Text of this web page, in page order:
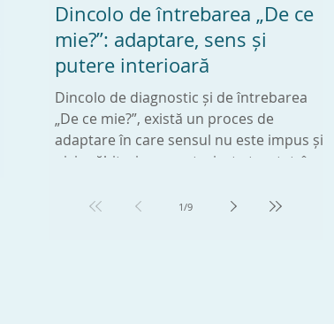
Ce este BLUROOM ?
Blu Room® îți aduce mintea într-o stare
de relaxare. Atunci când experimentezi
acea liniște și pace, mintea ta are o stare
de bine care se
Dincolo de întrebarea „De ce
mie?”: adaptare, sens și
putere interioară
Dincolo de diagnostic și de întrebarea
„De ce mie?”, există un proces de
adaptare în care sensul nu este impus și
nici grăbit, ci se construiește treptat, în
1/9